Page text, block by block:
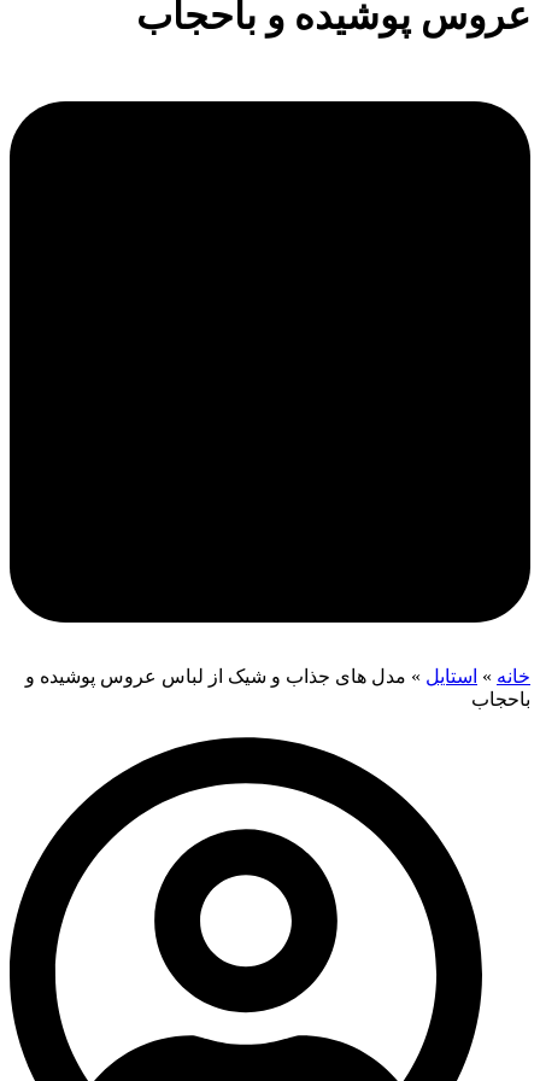
عروس پوشیده و باحجاب
خانه » استایل » مدل های جذاب و شیک از لباس عروس پوشیده و
باحجاب